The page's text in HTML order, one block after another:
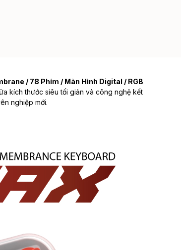
/ 78 Phím / Màn Hình Digital / RGB
kích thước siêu tối giản và công nghệ kết
nghiệp mới.